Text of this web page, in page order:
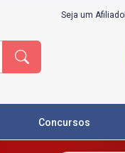
Seja um Afiliado
Concursos